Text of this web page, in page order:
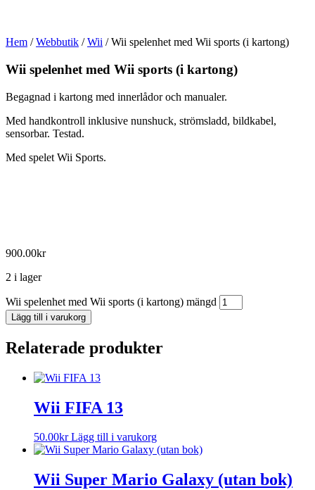
Hem /Webbutik /Wii / Wii spelenhet med Wii sports (i kartong)
Wii spelenhet med Wii sports (i kartong)
Begagnad i kartong med innerlådor och manualer.
Med handkontroll inklusive nunshuck, strömsladd, bildkabel,
sensorbar. Testad.
Med spelet Wii Sports.
900.00kr
2 i lager
Wii spelenhet med Wii sports (i kartong) mängd
Lägg till i varukorg
Relaterade produkter
Wii FIFA 13
50.00kr Lägg till i varukorg
Wii Super Mario Galaxy (utan bok)